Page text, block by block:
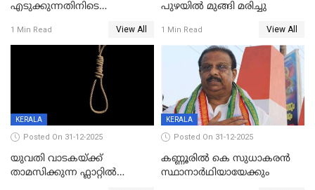
എടുക്കുന്നതിനിടെ
വധശ്രമക്കേസ് പ്രതി പിടിയിൽ
1 Min Read View All
പുഴയിൽ മുങ്ങി മരിച്ചു
1 Min Read View All
KERALA
Posted On 31-12-2025
യുവതി വാടകയ്ക്ക്
താമസിക്കുന്ന ഫ്ലാറ്റില്‍
KERALA
Posted On 31-12-2025
കണ്ണൂരിൽ കെ സുധാകരൻ
സ്ഥാനാർഥിയായേക്കും